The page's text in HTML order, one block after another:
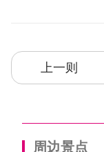
上一则
周边景点